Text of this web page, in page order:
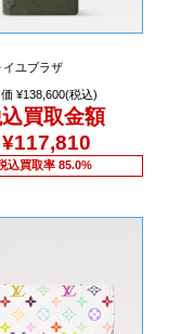
イユブラザ
¥138,600(税込)
買取金額
¥117,810
込買取率 85.0%